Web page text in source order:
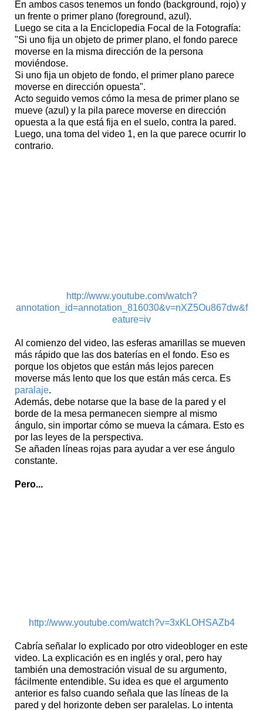
En ambos casos tenemos un fondo (background, rojo) y
un frente o primer plano (foreground, azul).
Luego se cita a la Enciclopedia Focal de la Fotografía:
"Si uno fija un objeto de primer plano, el fondo parece
moverse en la misma dirección de la persona
moviéndose.
Si uno fija un objeto de fondo, el primer plano parece
moverse en dirección opuesta".
Acto seguido vemos cómo la mesa de primer plano se
mueve (azul) y la pila parece moverse en dirección
opuesta a la que está fija en el suelo, contra la pared.
Luego, una toma del video 1, en la que parece ocurrir lo
contrario.
http://www.youtube.com/watch?
annotation_id=annotation_816030&v=nXZ5Ou867dw&f
eature=iv
Al comienzo del video, las esferas amarillas se mueven
más rápido que las dos baterías en el fondo. Eso es
porque los objetos que están más lejos parecen
moverse más lento que los que están más cerca. Es
paralaje.
Además, debe notarse que la base de la pared y el
borde de la mesa permanecen siempre al mismo
ángulo, sin importar cómo se mueva la cámara. Esto es
por las leyes de la perspectiva.
Se añaden líneas rojas para ayudar a ver ese ángulo
constante.
Pero...
http://www.youtube.com/watch?v=3xKLOHSAZb4
Cabría señalar lo explicado por otro videobloger en este
video. La explicación es en inglés y oral, pero hay
también una demostración visual de su argumento,
fácilmente entendible. Su idea es que el argumento
anterior es falso cuando señala que las líneas de la
pared y del horizonte deben ser paralelas. Lo intenta